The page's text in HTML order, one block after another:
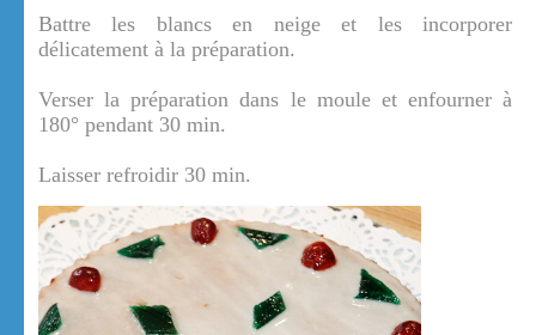
Battre les blancs en neige et les incorporer
délicatement à la préparation.
Verser la préparation dans le moule et enfourner à
180° pendant 30 min.
Laisser refroidir 30 min.